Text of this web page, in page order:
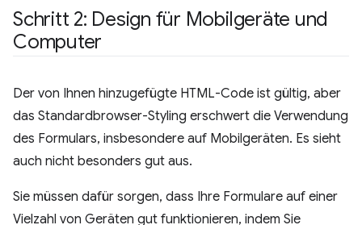
Schritt 2: Design für Mobilgeräte und
Computer
Der von Ihnen hinzugefügte HTML-Code ist gültig, aber
das Standardbrowser-Styling erschwert die Verwendung
des Formulars, insbesondere auf Mobilgeräten. Es sieht
auch nicht besonders gut aus.
Sie müssen dafür sorgen, dass Ihre Formulare auf einer
Vielzahl von Geräten gut funktionieren, indem Sie